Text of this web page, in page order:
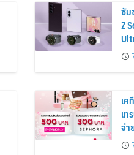
ซัม
Z
ก่
เค
เ
จ่า